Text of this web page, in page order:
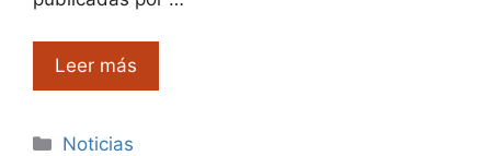
Leer más
Categorías
Noticias